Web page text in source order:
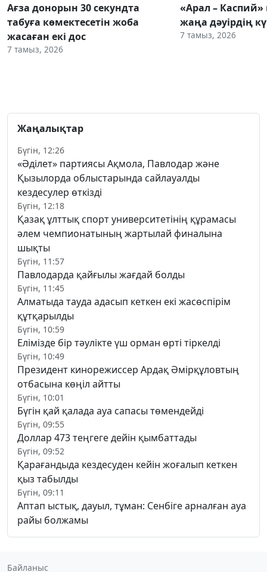
Ағза донорын 30 секундта
табуға көмектесетін жоба
жасаған екі дос
7 тамыз, 2026
«Арал – Каспий»
жаңа дәуірдің
7 тамыз, 2026
Жаңалықтар
Бүгін, 12:26
«Әділет» партиясы Ақмола, Павлодар және
Қызылорда облыстарында сайлауалды
кездесулер өткізді
Бүгін, 12:18
Қазақ ұлттық спорт университетінің құрамасы
әлем чемпионатының жартылай финалына
шықты
Бүгін, 11:57
Павлодарда қайғылы жағдай болды
Бүгін, 11:45
Алматыда тауда адасып кеткен екі жасөспірім
құтқарылды
Бүгін, 10:59
Елімізде бір тәулікте үш орман өрті тіркелді
Бүгін, 10:49
Президент кинорежиссер Ардақ Әмірқұловтың
отбасына көңіл айтты
Бүгін, 10:01
Бүгін қай қалада ауа сапасы төмендейді
Бүгін, 09:55
Доллар 473 теңгеге дейін қымбаттады
Бүгін, 09:52
Қарағандыда кездесуден кейін жоғалып кеткен
қыз табылды
Бүгін, 09:11
Аптап ыстық, дауыл, тұман: Сенбіге арналған ауа
райы болжамы
Байланыс